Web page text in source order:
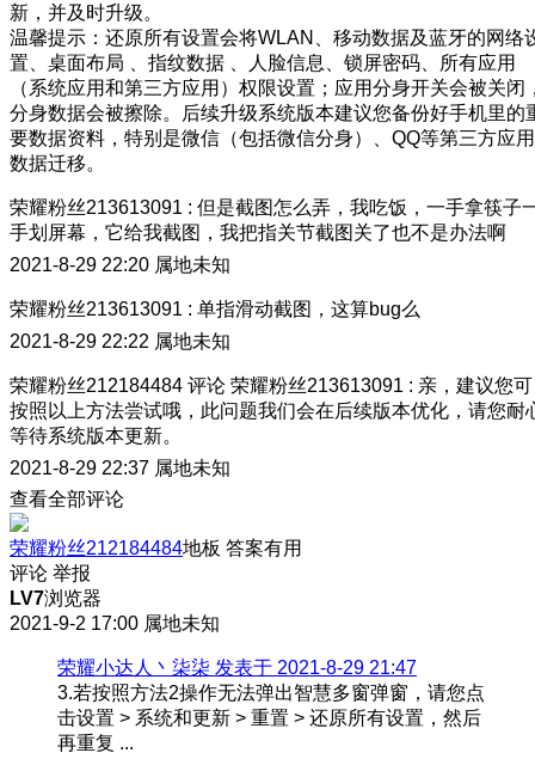
新，并及时升级。
温馨提示：还原所有设置会将WLAN、移动数据及蓝牙的网络
置、桌面布局 、指纹数据 、人脸信息、锁屏密码、所有应用
（系统应用和第三方应用）权限设置；应用分身开关会被关闭
分身数据会被擦除。后续升级系统版本建议您备份好手机里的
要数据资料，特别是微信（包括微信分身）、QQ等第三方应用
数据迁移。
荣耀粉丝213613091 : 但是截图怎么弄，我吃饭，一手拿筷子
手划屏幕，它给我截图，我把指关节截图关了也不是办法啊
2021-8-29 22:20 属地未知
荣耀粉丝213613091 : 单指滑动截图，这算bug么
2021-8-29 22:22 属地未知
荣耀粉丝212184484 评论 荣耀粉丝213613091 : 亲，建议您可
按照以上方法尝试哦，此问题我们会在后续版本优化，请您耐
等待系统版本更新。
2021-8-29 22:37 属地未知
查看全部评论
荣耀粉丝212184484地板 答案有用
评论 举报
LV7浏览器
2021-9-2 17:00 属地未知
荣耀小达人丶柒柒 发表于 2021-8-29 21:47
3.若按照方法2操作无法弹出智慧多窗弹窗，请您点
击设置 > 系统和更新 > 重置 > 还原所有设置，然后
再重复 ...